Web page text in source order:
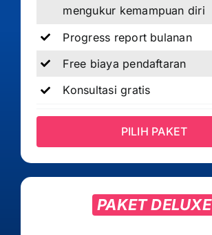
mengukur kemampuan diri
Progress report bulanan
Free biaya pendaftaran
Konsultasi gratis
PILIH PAKET
PAKET DELUXE